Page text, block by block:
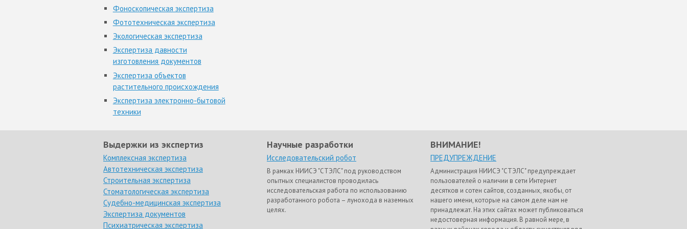
Фоноскопическая экспертиза
Фототехническая экспертиза
Экологическая экспертиза
Экспертиза давности
изготовления документов
Экспертиза объектов
растительного происхождения
Экспертиза электронно-бытовой
техники
Выдержки из экспертиз
Комплексная экспертиза
Автотехническая экспертиза
Строительная экспертиза
Стоматологическая экспертиза
Судебно-медицинская экспертиза
Экспертиза документов
Психиатрическая экспертиза
Научные разработки
Исследовательский робот
В рамках НИИСЭ "СТЭЛС" под руководством
опытных специалистов проводилась
исследовательская работа по использованию
разработанного робота – лунохода в наземных
целях.
ВНИМАНИЕ!
ПРЕДУПРЕЖДЕНИЕ
Администрация НИИСЭ "СТЭЛС" предупреждает
пользователей о наличии в сети Интернет
десятков и сотен сайтов, созданных, якобы, от
нашего имени, которые на самом деле нам не
принадлежат. На этих сайтах может публиковаться
недостоверная информация. В равной мере, в